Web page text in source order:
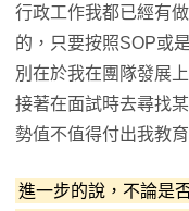
行政工作我都已經有
的，只要按照SOP或
別在於我在團隊發展
接著在面試時去尋找
勢值不值得付出我教育
進一步的說，不論是